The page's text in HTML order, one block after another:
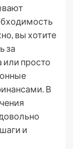
вы хотите
за
или просто
В
и